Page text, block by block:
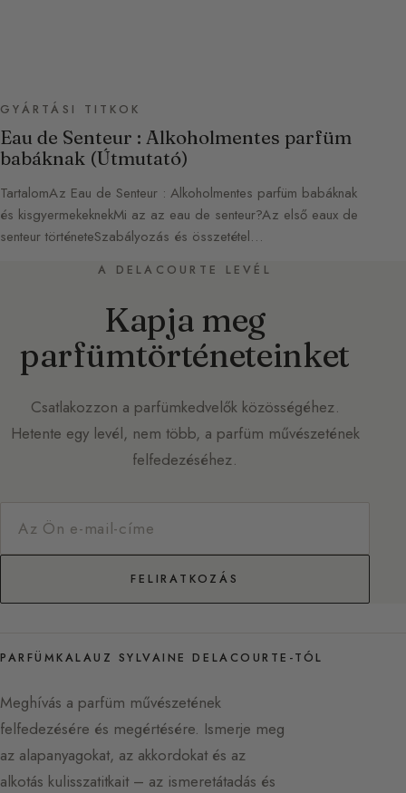
GYÁRTÁSI TITKOK
Eau de Senteur : Alkoholmentes parfüm
babáknak (Útmutató)
TartalomAz Eau de Senteur : Alkoholmentes parfüm babáknak
és kisgyermekeknekMi az az eau de senteur?Az első eaux de
senteur történeteSzabályozás és összetétel…
A DELACOURTE LEVÉL
Kapja meg
parfümtörténeteinket
Csatlakozzon a parfümkedvelők közösségéhez.
Hetente egy levél, nem több, a parfüm művészetének
felfedezéséhez.
FELIRATKOZÁS
PARFÜMKALAUZ SYLVAINE DELACOURTE-TÓL
Meghívás a parfüm művészetének
felfedezésére és megértésére. Ismerje meg
az alapanyagokat, az akkordokat és az
alkotás kulisszatitkait – az ismeretátadás és